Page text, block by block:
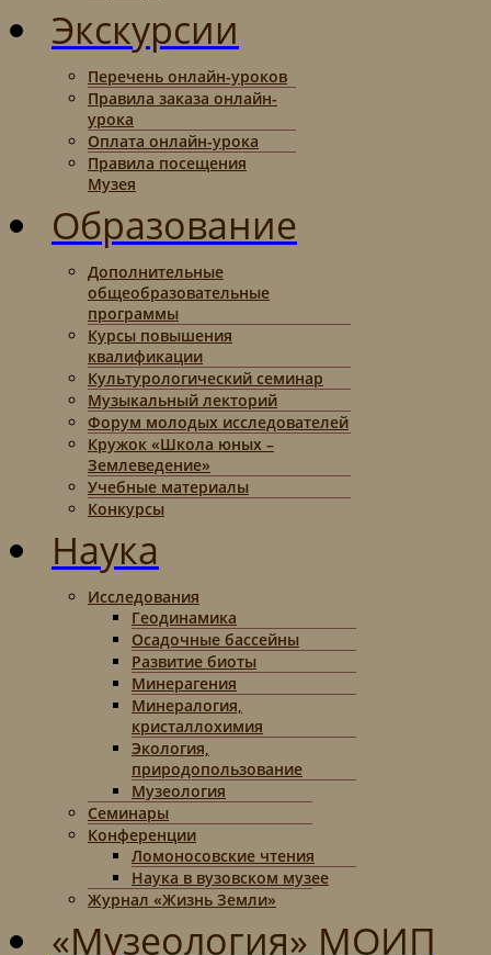
Экскурсии
Перечень онлайн-уроков
Правила заказа онлайн-
урока
Оплата онлайн-урока
Правила посещения
Музея
Образование
Дополнительные
общеобразовательные
программы
Курсы повышения
квалификации
Культурологический семинар
Музыкальный лекторий
Форум молодых исследователей
Кружок «Школа юных –
Землеведение»
Учебные материалы
Конкурсы
Наука
Исследования
Геодинамика
Осадочные бассейны
Развитие биоты
Минерагения
Минералогия,
кристаллохимия
Экология,
природопользование
Музеология
Семинары
Конференции
Ломоносовские чтения
Наука в вузовском музее
Журнал «Жизнь Земли»
«Музеология» МОИП